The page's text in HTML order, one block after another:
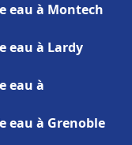
eau à Montech
eau à Lardy
eau à
eau à Grenoble